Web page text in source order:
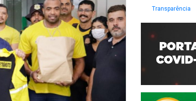
Transparência